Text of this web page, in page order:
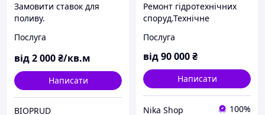
Замовити ставок для
поливу.
Послуга
від2 000₴/кв.м
Написати
BIOPRUD
Ремонт гідротехнічних
споруд.Технічне
гідроспоруд та
гідроагрегатів малих ГЕС.
Послуга
від90 000₴
Написати
Nika Shop 100%